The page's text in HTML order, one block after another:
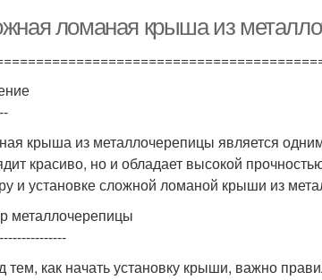
ломаная крыша из
крыша из металлочерепицы является
красиво, но и обладает высокой
и установке сложной ломаной крыши из
металлочерепицы
тем, как начать установку крыши, важно